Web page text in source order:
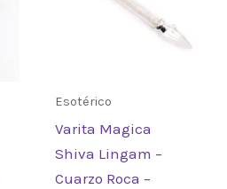
Esotérico
Varita Magica
Shiva Lingam –
Cuarzo Roca –